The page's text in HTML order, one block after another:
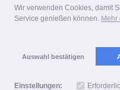
Wir verwenden Cookies, damit
Service genießen können. Mehr
Auswahl bestätigen
Einstellungen:
* Alle Preise
Copyright
Mobile